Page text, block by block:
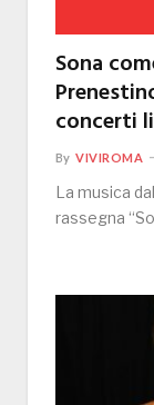
Sona
concerti
By VIVIROMA
La musica
rassegna